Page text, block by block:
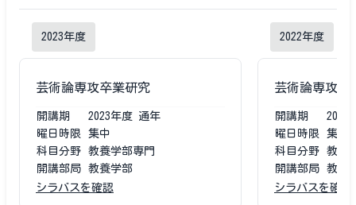
2023年度
芸術論専攻卒業研究
開講期 2023年度 通年
曜日時限
集中
科目分野
教養学部専門
開講部局
教養学部
シラバスを確認
2022年度
芸術論専攻卒
開講期 2022
曜日時限
集中
科目分野
教養
開講部局
教養
シラバスを確認